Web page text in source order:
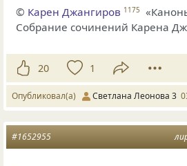
© Карен Джангиров 1175
Собрание сочинений Карена
20 1
Опубликовал(а) Светлана Леонова 3
#1652955